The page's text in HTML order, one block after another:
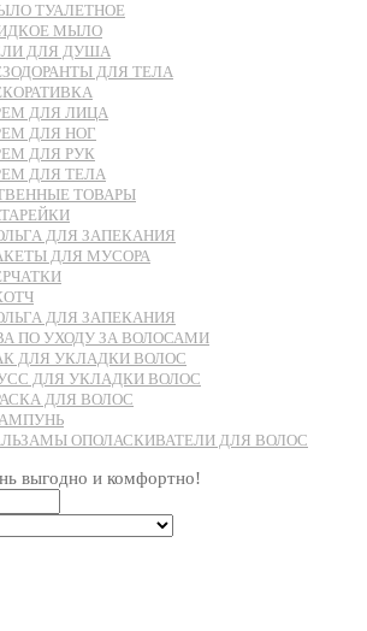
ТУАЛЕТНОЕ
МЫЛО
ДЛЯ ДУША
ДЛЯ ТЕЛА
ДЛЯ ЛИЦА
ДЛЯ НОГ
ДЛЯ РУК
ДЛЯ ТЕЛА
ТОВАРЫ
ДЛЯ ЗАПЕКАНИЯ
ДЛЯ МУСОРА
ДЛЯ ЗАПЕКАНИЯ
ПО УХОДУ ЗА ВОЛОСАМИ
ДЛЯ УКЛАДКИ ВОЛОС
ДЛЯ УКЛАДКИ ВОЛОС
ДЛЯ ВОЛОС
ОПОЛАСКИВАТЕЛИ ДЛЯ ВОЛОС
выгодно и комфортно!